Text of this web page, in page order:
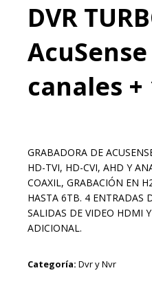
DVR
canales +
GRABADORA DE
HD-TVI, HD-CVI, AHD Y
COAXIL, GRABACIÓN EN
HASTA 6TB. 4 ENTRADAS
SALIDAS DE VIDEO HDMI
ADICIONAL.
Categoría: Dvr y Nvr